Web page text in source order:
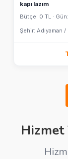
kapı lazım
Bütçe: 0 TL ·
Şehir: Adıyaman
Hizmet